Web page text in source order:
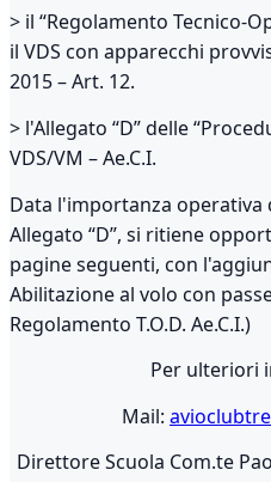
> il “Regolamento Tecnico-
il VDS con apparecchi
2015 – Art. 12.
> l'Allegato “D” delle
VDS/VM – Ae.C.I.
Data l'importanza
Allegato “D”, si ritiene
pagine seguenti, con
Abilitazione al volo con
Regolamento T.O.D. Ae.C.I.)
Per ulteriori
Mail:
Direttore Scuola Com.te